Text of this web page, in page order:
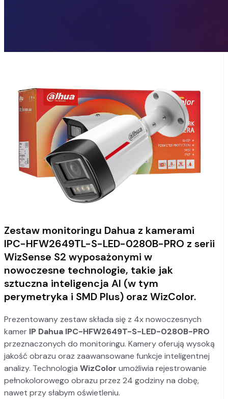
Zestaw monitoringu Dahua z kamerami
IPC-HFW2649TL-S-LED-0280B-PRO z serii
WizSense S2 wyposażonymi w
nowoczesne technologie, takie jak
sztuczna inteligencja AI (w tym
perymetryka i SMD Plus) oraz WizColor.
Prezentowany zestaw składa się z 4x nowoczesnych
kamer IP Dahua IPC-HFW2649T-S-LED-0280B-PRO
przeznaczonych do monitoringu. Kamery oferują wysoką
jakość obrazu oraz zaawansowane funkcje inteligentnej
analizy. Technologia WizColor umożliwia rejestrowanie
pełnokolorowego obrazu przez 24 godziny na dobę,
nawet przy słabym oświetleniu.